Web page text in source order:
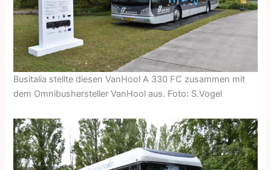
Busitalia stellte diesen VanHool A 330 FC zusammen mit
dem Omnibushersteller VanHool aus. Foto: S.Vogel